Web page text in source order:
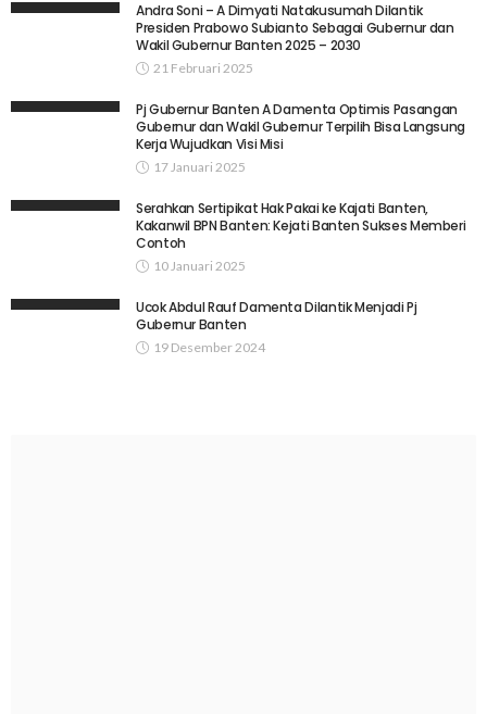
Andra Soni – A Dimyati Natakusumah Dilantik
Presiden Prabowo Subianto Sebagai Gubernur dan
Wakil Gubernur Banten 2025 – 2030
21 Februari 2025
Pj Gubernur Banten A Damenta Optimis Pasangan
Gubernur dan Wakil Gubernur Terpilih Bisa Langsung
Kerja Wujudkan Visi Misi
17 Januari 2025
Serahkan Sertipikat Hak Pakai ke Kajati Banten,
Kakanwil BPN Banten: Kejati Banten Sukses Memberi
Contoh
10 Januari 2025
Ucok Abdul Rauf Damenta Dilantik Menjadi Pj
Gubernur Banten
19 Desember 2024